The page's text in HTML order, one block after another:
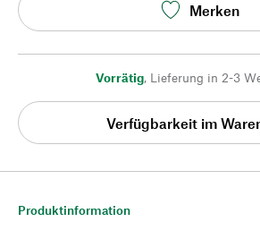
Merken
Vorrätig, Lieferung in 2-3
Verfügbarkeit im
Produktinformation